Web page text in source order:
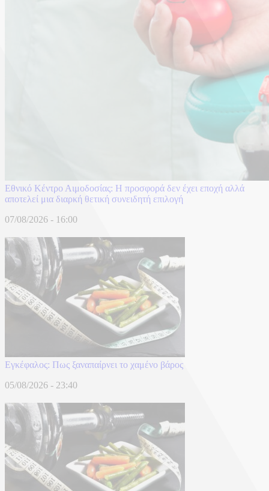
Εθνικό Κέντρο Αιμοδοσίας: H προσφορά δεν έχει εποχή αλλά
αποτελεί μια διαρκή θετική συνειδητή επιλογή
07/08/2026 - 16:00
Eγκέφαλος: Πως ξαναπαίρνει το χαμένο βάρος
05/08/2026 - 23:40